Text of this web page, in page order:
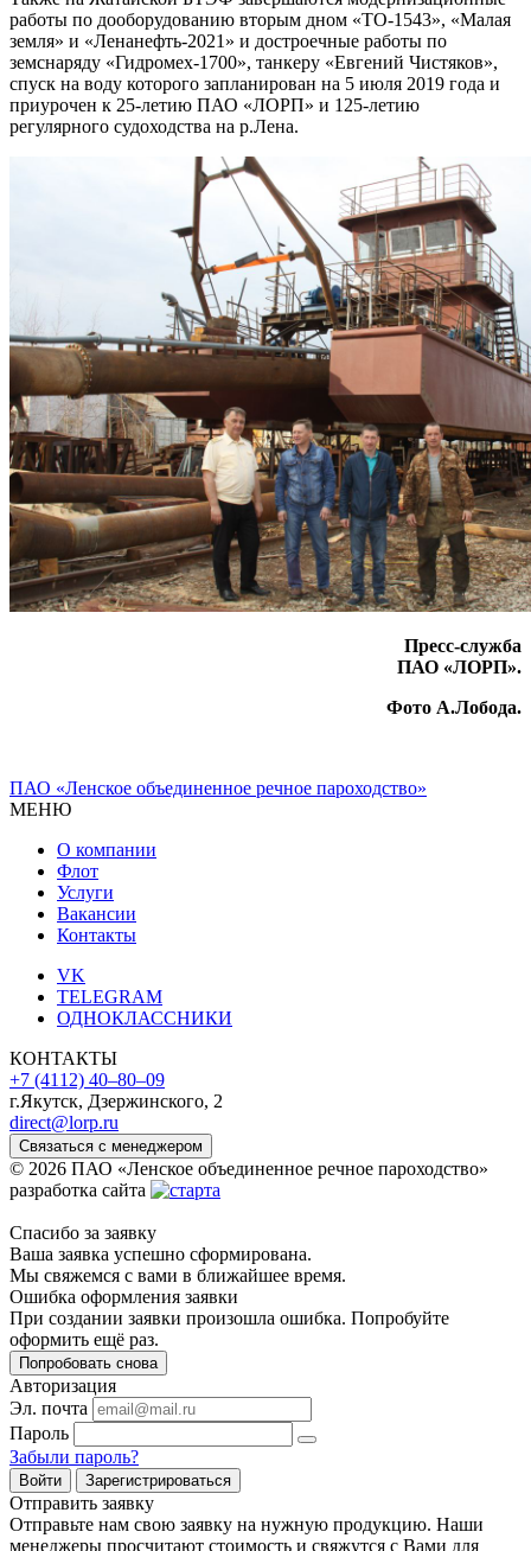
работы по дооборудованию вторым дном «ТО-1543», «Малая
земля» и «Ленанефть-2021» и достроечные работы по
земснаряду «Гидромех-1700», танкеру «Евгений Чистяков»,
спуск на воду которого запланирован на 5 июля 2019 года и
приурочен к 25-летию ПАО «ЛОРП» и 125-летию
регулярного судоходства на р.Лена.
Пресс-служба
ПАО «ЛОРП».
Фото А.Лобода.
ПАО «Ленское объединенное речное пароходство»
МЕНЮ
О компании
Флот
Услуги
Вакансии
Контакты
VK
TELEGRAM
ОДНОКЛАССНИКИ
КОНТАКТЫ
+7 (4112) 40‒80‒09
г.Якутск, Дзержинского, 2
direct@lorp.ru
Связаться с менеджером
© 2026 ПАО «Ленское объединенное речное пароходство»
разработка сайта
Спасибо за заявку
Ваша заявка успешно сформирована.
Мы свяжемся с вами в ближайшее время.
Ошибка оформления заявки
При создании заявки произошла ошибка. Попробуйте
оформить ещё раз.
Попробовать снова
Авторизация
Эл. почта
Пароль
Забыли пароль?
Войти Зарегистрироваться
Отправить заявку
Отправьте нам свою заявку на нужную продукцию. Наши
менеджеры просчитают стоимость и свяжутся с Вами для